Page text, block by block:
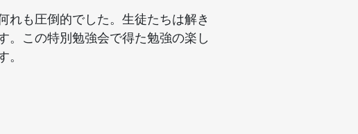
も圧倒的でした。生徒たちは解き
。この特別勉強会で得た勉強の楽し
。